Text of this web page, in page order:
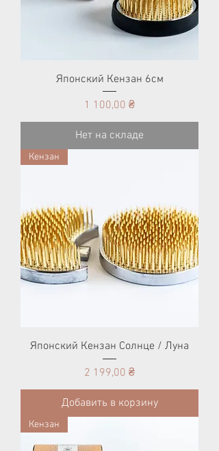
Японский Кензан 6см
Цена
1 100,00 ₴
Нет на складе
Кензан
Японский Кензан Солнце / Луна
Цена
2 199,00 ₴
Добавить в корзину
Кензан